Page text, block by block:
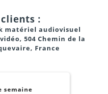
scolaires
:
matériel audiovisuel
504 Chemin de la
France
semaine